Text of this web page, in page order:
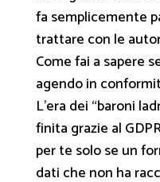
fa semplicemente
trattare con le
Come fai a sapere
agendo in
L'era dei “baroni
finita grazie al
per te solo se un
dati che non ha